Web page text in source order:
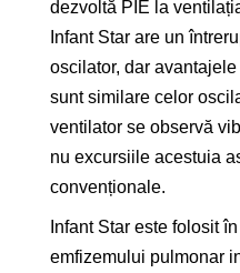
dezvoltă PIE la
Infant Star are un
oscilator, dar
sunt similare celor
ventilator se observă
nu excursiile acestuia
convenționale.
Infant Star este folosit
emfizemului pulmonar